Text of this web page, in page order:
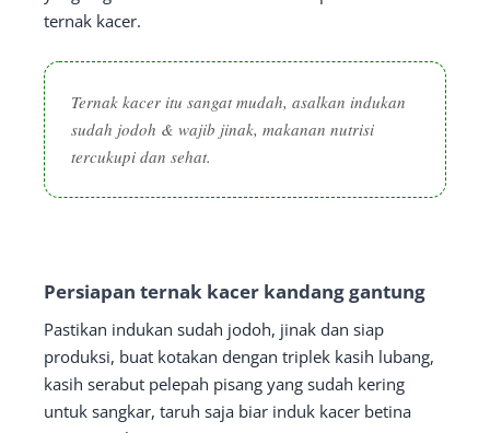
ternak kacer.
Ternak kacer itu sangat mudah, asalkan indukan
sudah jodoh & wajib jinak, makanan nutrisi
tercukupi dan sehat.
Persiapan ternak kacer kandang gantung
Pastikan indukan sudah jodoh, jinak dan siap
produksi, buat kotakan dengan triplek kasih lubang,
kasih serabut pelepah pisang yang sudah kering
untuk sangkar, taruh saja biar induk kacer betina